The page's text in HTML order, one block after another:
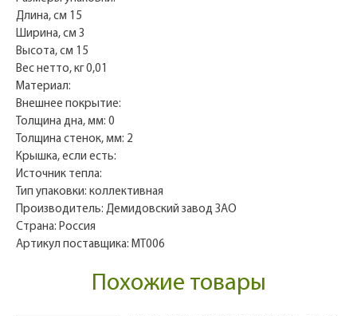
Длина, см 15
Ширина, см 3
Высота, см 15
Вес нетто, кг 0,01
Материал:
Внешнее покрытие:
Толщина дна, мм: 0
Толщина стенок, мм: 2
Крышка, если есть:
Источник тепла:
Тип упаковки: коллективная
Производитель: Демидовский завод ЗАО
Страна: Россия
Артикул поставщика: МТ006
Похожие товары